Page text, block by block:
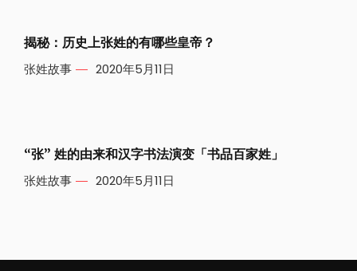
揭秘：历史上张姓的有哪些皇帝？
张姓故事 2020年5月11日
“张” 姓的由来和汉字书法演变「书品百家姓」
张姓故事 2020年5月11日